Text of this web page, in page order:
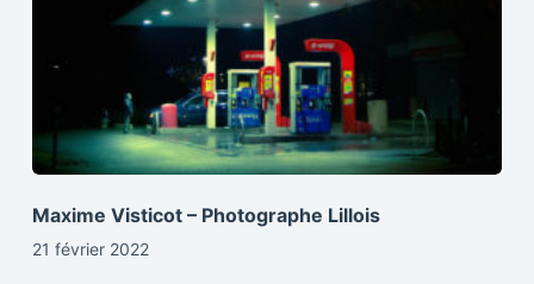
Maxime Visticot – Photographe Lillois
21 février 2022